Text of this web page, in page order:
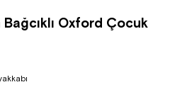
Oxford Çocuk